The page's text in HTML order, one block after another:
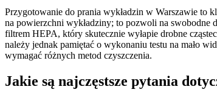
Przygotowanie do prania wykładzin w Warszawie to
na powierzchni wykładziny; to pozwoli na swobodne
filtrem HEPA, który skutecznie wyłapie drobne
należy jednak pamiętać o wykonaniu testu na mało
wymagać różnych metod czyszczenia.
Jakie są najczęstsze pytania